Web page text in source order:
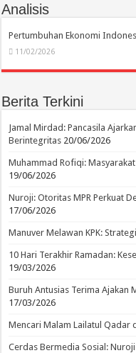
Analisis
Pertumbuhan Ekonomi
11/02/2026
Berita Terkini
Jamal Mirdad: Pancasila
Berintegritas 20/06/2026
Muhammad Rofiqi:
19/06/2026
Nuroji: Otoritas MPR Perkuat
17/06/2026
Manuver Melawan KPK:
10 Hari Terakhir Ramadan:
19/03/2026
Buruh Antusias Terima Ajakan
17/03/2026
Mencari Malam Lailatul Qadar
Cerdas Bermedia Sosial: